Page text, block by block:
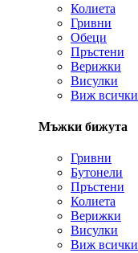
Колиета
Гривни
Обеци
Пръстени
Верижки
Висулки
Виж всички
Мъжки бижута
Гривни
Бутонели
Пръстени
Колиета
Верижки
Висулки
Виж всички